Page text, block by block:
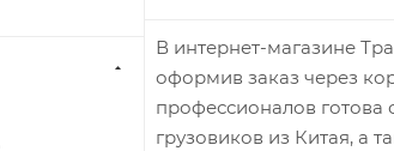
В интернет-магазине
оформив заказ через
профессионалов готова
грузовиков из Китая, а